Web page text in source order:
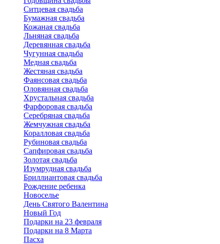
Ситцевая свадьба
Бумажная свадьба
Кожаная свадьба
Льняная свадьба
Деревянная свадьба
Чугунная свадьба
Медная свадьба
Жестяная свадьба
Фаянсовая свадьба
Оловянная свадьба
Хрустальная свадьба
Фарфоровая свадьба
Серебряная свадьба
Жемчужная свадьба
Коралловая свадьба
Рубиновая свадьба
Сапфировая свадьба
Золотая свадьба
Изумрудная свадьба
Бриллиантовая свадьба
Рождение ребенка
Новоселье
День Святого Валентина
Новый Год
Подарки на 23 февраля
Подарки на 8 Марта
Пасха